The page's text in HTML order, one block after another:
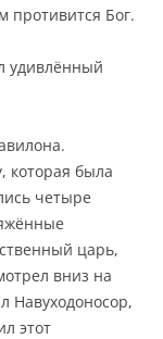
противится Бог.
удивлённый
которая была
четыре
царь,
вниз на
Навуходоносор,
этот